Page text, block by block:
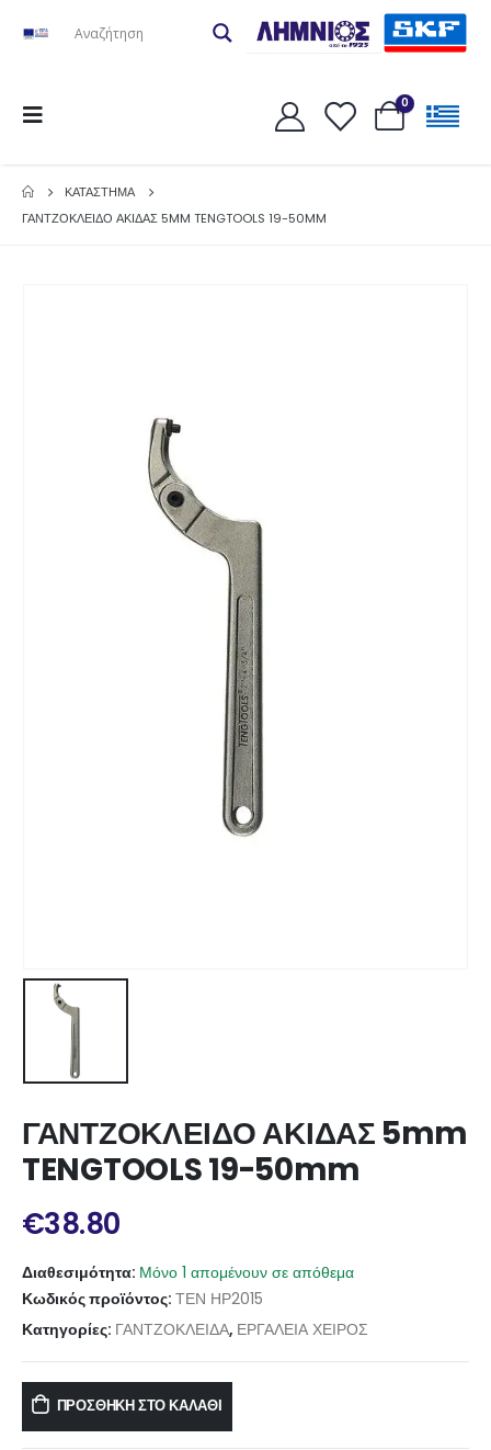
0
ΚΑΤΆΣΤΗΜΑ
ΓΑΝΤΖΟΚΛΕΙΔΟ ΑΚΙΔΑΣ 5MM TENGTOOLS 19-50MM
ΓΑΝΤΖΟΚΛΕΙΔΟ ΑΚΙΔΑΣ 5mm
TENGTOOLS 19-50mm
€38.80
Διαθεσιμότητα: Μόνο 1 απομένουν σε απόθεμα
Κωδικός προϊόντος: ΤΕΝ ΗΡ2015
Κατηγορίες: ΓΑΝΤΖΟΚΛΕΙΔΑ, ΕΡΓΑΛΕΙΑ ΧΕΙΡΟΣ
ΠΡΟΣΘΉΚΗ ΣΤΟ ΚΑΛΆΘΙ